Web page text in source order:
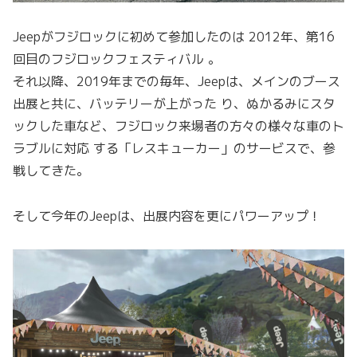
Jeepがフジロックに初めて参加したのは 2012年、第16
回目のフジロックフェスティバル 。
それ以降、2019年までの毎年、Jeepは、メインのブース
出展と共に、バッテリーが上がった り、ぬかるみにスタ
ックした車など、フジロック来場者の方々の様々な車のト
ラブルに対応 する「レスキューカー」のサービスで、参
戦してきた。
そして今年のJeepは、出展内容を更にパワーアップ！